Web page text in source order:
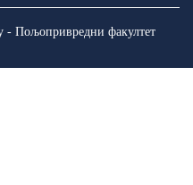
- Пољопривредни факултет